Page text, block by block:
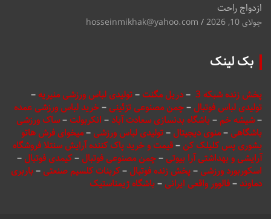
ازدواج راحت
جولای 10, 2026 hosseinmikhak@yahoo.com
بک لینک
پخش زنده شبکه 3 –دریل مگنت–تولیدی لباس ورزشی منیریه–
تولیدی لباس فوتبال –چمن مصنوعی تزئینی –خرید لباس ورزشی عمده
–شیشه خم–باشگاه بدنسازی سعادت آباد – انکربولت–ساک ورزشی
باشگاهی –منوی دیجیتال –تولیدی لباس ورزشی –میخوای فرش هاتو
بشوری پس کلیلک کن –قیمت و خرید پاک کننده آرایش سنتلا فروشگاه
آرایشی و بهداشتی آرا بیوتی –چمن مصنوعی فوتبال –کیمدی فوتبال –
اسکوربورد ورزشی –پخش زنده فوتبال –کربنات کلسیم صنعتی –باربری
دماوند–فالوور واقعی ایرانی –باشگاه ژیمناستیک